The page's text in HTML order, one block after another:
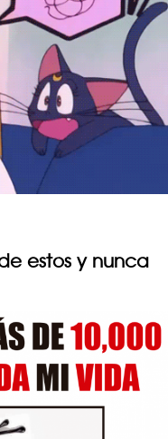
estos y nunca